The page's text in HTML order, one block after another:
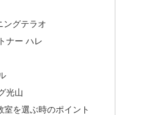
ングテラオ
ナー ハレ
光山
を選ぶ時のポイント